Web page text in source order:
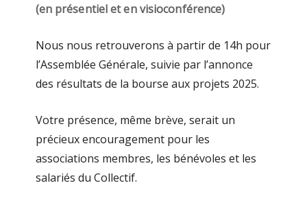
(en présentiel et en visioconférence)
Nous nous retrouverons à partir de 14h pour
l’Assemblée Générale, suivie par l’annonce
des résultats de la bourse aux projets 2025.
Votre présence, même brève, serait un
précieux encouragement pour les
associations membres, les bénévoles et les
salariés du Collectif.